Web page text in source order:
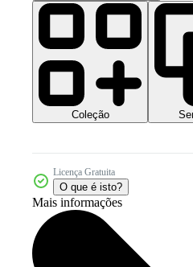
Coleção
Licença Gratuita
O que é isto?
Mais informações